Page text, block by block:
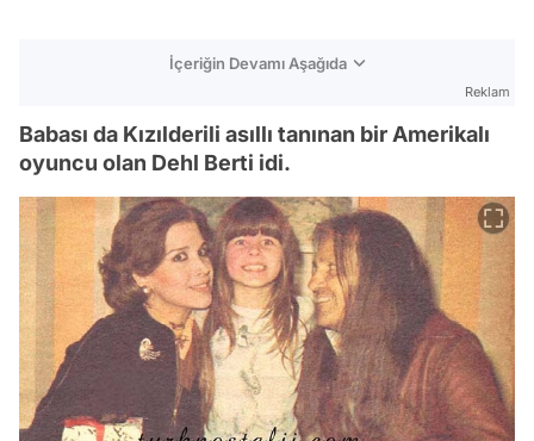
İçeriğin Devamı Aşağıda
Reklam
Babası da Kızılderili asıllı tanınan bir Amerikalı
oyuncu olan Dehl Berti idi.